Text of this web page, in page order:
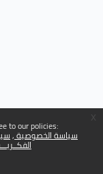
to our policies:
سياسة الخصوصية